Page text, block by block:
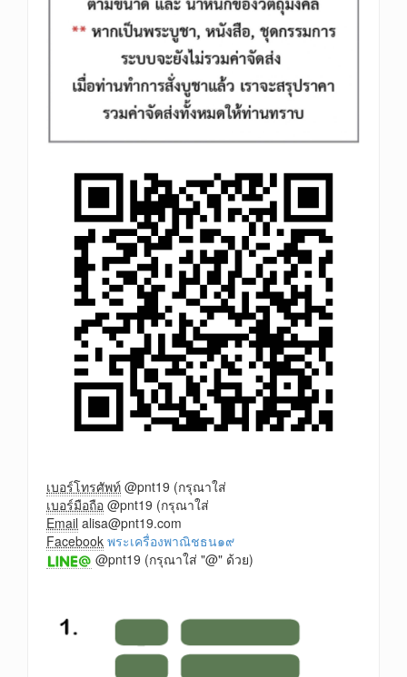
เบอร์โทรศัพท์ @pnt19 (กรุณาใส่
เบอร์มือถือ @pnt19 (กรุณาใส่
Email alisa@pnt19.com
Facebook พระเครื่องพาณิชธน๑๙
@pnt19 (กรุณาใส่ "@" ด้วย)